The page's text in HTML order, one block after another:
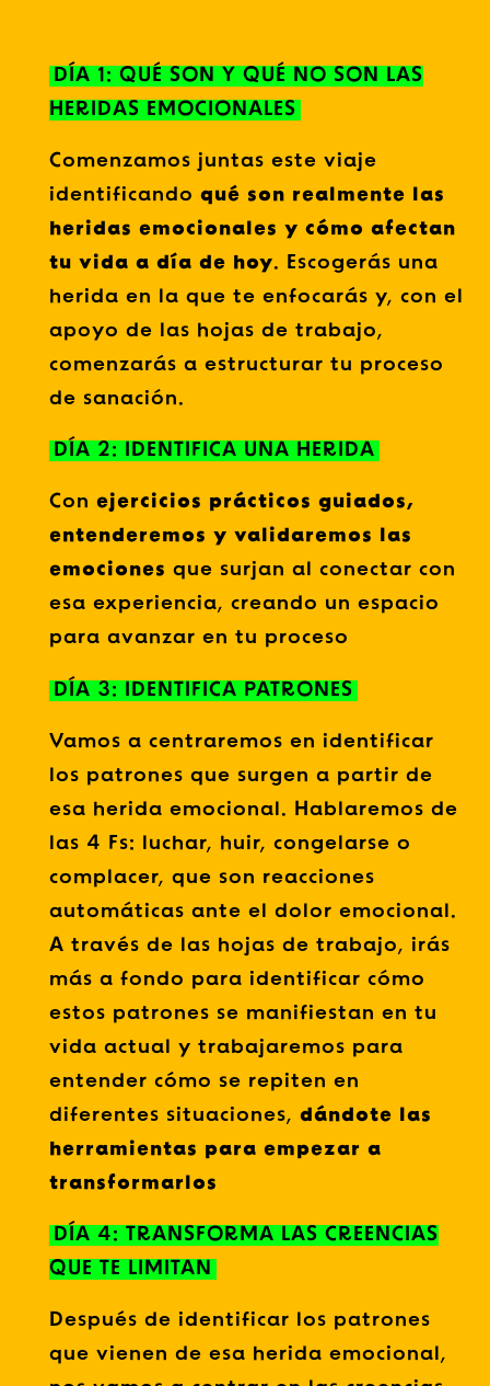
DÍA 1: QUÉ SON Y QUÉ NO SON LAS
HERIDAS EMOCIONALES
Comenzamos juntas este viaje
identificando qué son realmente las
heridas emocionales y cómo afectan
tu vida a día de hoy. Escogerás una
herida en la que te enfocarás y, con el
apoyo de las hojas de trabajo,
comenzarás a estructurar tu proceso
de sanación.
DÍA 2: IDENTIFICA UNA HERIDA
Con ejercicios prácticos guiados,
entenderemos y validaremos las
emociones que surjan al conectar con
esa experiencia, creando un espacio
para avanzar en tu proceso
DÍA 3: IDENTIFICA PATRONES
Vamos a centraremos en identificar
los patrones que surgen a partir de
esa herida emocional. Hablaremos de
las 4 Fs: luchar, huir, congelarse o
complacer, que son reacciones
automáticas ante el dolor emocional.
A través de las hojas de trabajo, irás
más a fondo para identificar cómo
estos patrones se manifiestan en tu
vida actual y trabajaremos para
entender cómo se repiten en
diferentes situaciones, dándote las
herramientas para empezar a
transformarlos
DÍA 4: TRANSFORMA LAS CREENCIAS
QUE TE LIMITAN
Después de identificar los patrones
que vienen de esa herida emocional,